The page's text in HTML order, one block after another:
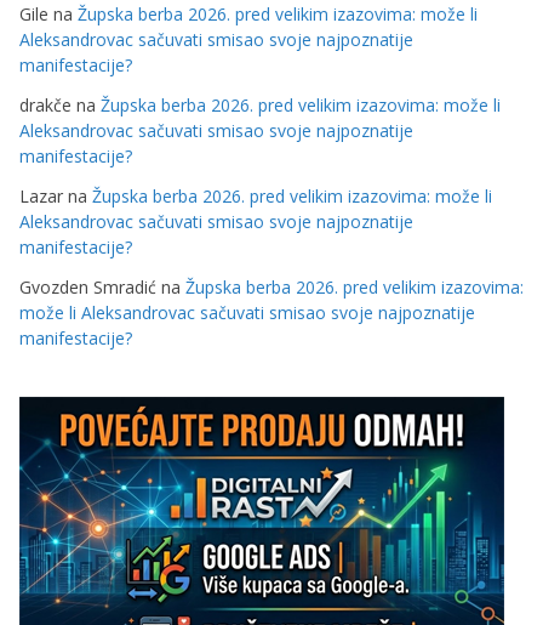
Gile na Župska berba 2026. pred velikim izazovima: može li
Aleksandrovac sačuvati smisao svoje najpoznatije
manifestacije?
drakče na Župska berba 2026. pred velikim izazovima: može li
Aleksandrovac sačuvati smisao svoje najpoznatije
manifestacije?
Lazar na Župska berba 2026. pred velikim izazovima: može li
Aleksandrovac sačuvati smisao svoje najpoznatije
manifestacije?
Gvozden Smradić na Župska berba 2026. pred velikim izazovima:
može li Aleksandrovac sačuvati smisao svoje najpoznatije
manifestacije?